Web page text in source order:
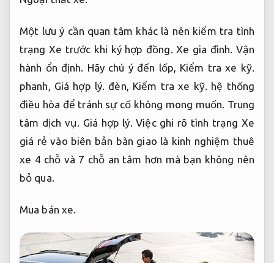
Một lưu ý cần quan tâm khác là nên kiểm tra tình
trạng Xe trước khi ký hợp đồng.Xe gia đình. Vận
hành ổn định. Hãy chú ý đến lốp, Kiểm tra xe kỹ.
phanh, Giá hợp lý. đèn, Kiểm tra xe kỹ. hệ thống
điều hòa để tránh sự cố không mong muốn. Trung
tâm dịch vụ. Giá hợp lý. Việc ghi rõ tình trạng Xe
giá rẻ vào biên bản bàn giao là kinh nghiệm thuê
xe 4 chỗ và 7 chỗ an tâm hơn mà bạn không nên
bỏ qua.
Mua bán xe.